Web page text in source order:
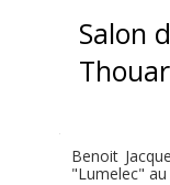
Salon
Benoit
"Lumelec"